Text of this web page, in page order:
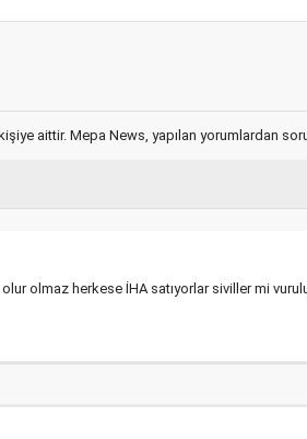
aittir. Mepa News, yapılan yorumlardan
olmaz herkese İHA satıyorlar siviller mi